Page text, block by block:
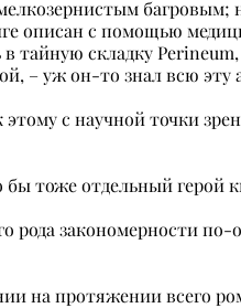
багровым;
описан с помощью
тайную складку
– уж он-то знал всю
с научной точки
бы тоже отдельный герой
рода закономерности по-
на протяжении всего